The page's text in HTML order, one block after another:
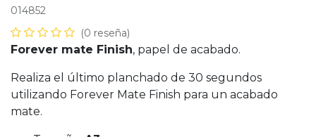
014852
(0 reseña)
Forever mate Finish, papel de acabado.
Realiza el último planchado de 30 segundos
utilizando Forever Mate Finish para un acabado
mate.